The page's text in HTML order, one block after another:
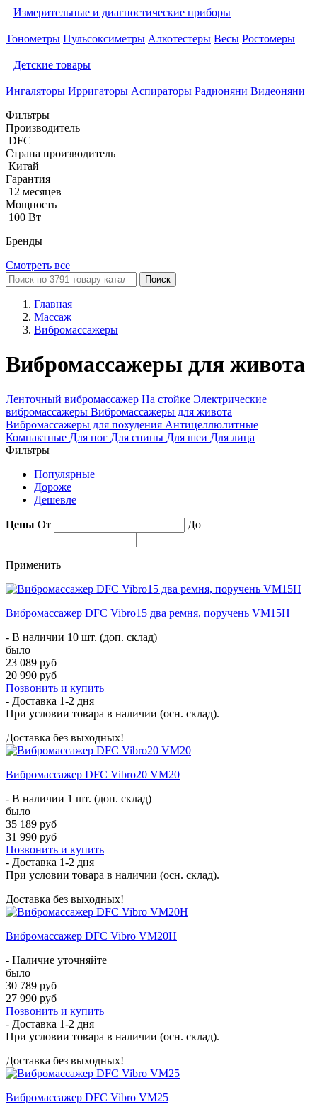
Измерительные и диагностические приборы
Тонометры Пульсоксиметры Алкотестеры Весы Ростомеры
Детские товары
Ингаляторы Ирригаторы Аспираторы Радионяни Видеоняни
Фильтры
Производитель
DFC
Страна производитель
Китай
Гарантия
12 месяцев
Мощность
100 Вт
Бренды
Смотреть все
Поиск
Главная
Массаж
Вибромассажеры
Вибромассажеры для живота
Ленточный вибромассажер На стойке Электрические
вибромассажеры Вибромассажеры для живота
Вибромассажеры для похудения Антицеллюлитные
Компактные Для ног Для спины Для шеи Для лица
Фильтры
Популярные
Дороже
Дешевле
Цены От До
Применить
Вибромассажер DFC Vibro15 два ремня, поручень VM15H
- В наличии 10 шт. (доп. склад)
было
23 089 руб
20 990 руб
Позвонить и купить
- Доставка 1-2 дня
При условии товара в наличии (осн. склад).
Доставка без выходных!
Вибромассажер DFC Vibro20 VM20
- В наличии 1 шт. (доп. склад)
было
35 189 руб
31 990 руб
Позвонить и купить
- Доставка 1-2 дня
При условии товара в наличии (осн. склад).
Доставка без выходных!
Вибромассажер DFC Vibro VM20H
- Наличие уточняйте
было
30 789 руб
27 990 руб
Позвонить и купить
- Доставка 1-2 дня
При условии товара в наличии (осн. склад).
Доставка без выходных!
Вибромассажер DFC Vibro VM25